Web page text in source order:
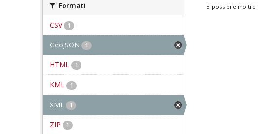
Formati
CSV 1
GeoJSON 1
HTML 1
KML 1
XML 1
ZIP 1
E' possibile inoltre